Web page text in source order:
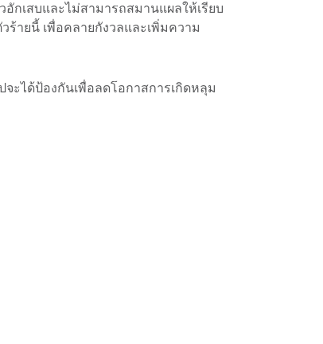
กเสบและไม่สามารถสมานแผลให้เรียบ
ายนี้ เพื่อคลายกังวลและเพิ่มความ
ะได้ป้องกันเพื่อลดโอกาสการเกิดหลุม